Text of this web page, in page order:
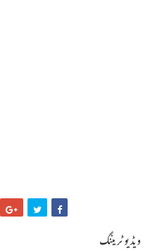
ویڈیو ٹریننگ